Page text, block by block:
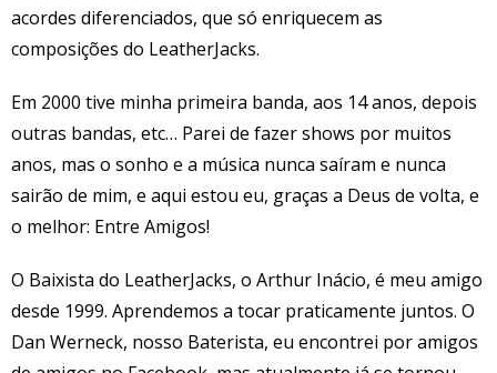
acordes diferenciados, que só enriquecem as
composições do LeatherJacks.
Em 2000 tive minha primeira banda, aos 14 anos, depois
outras bandas, etc… Parei de fazer shows por muitos
anos, mas o sonho e a música nunca saíram e nunca
sairão de mim, e aqui estou eu, graças a Deus de volta, e
o melhor: Entre Amigos!
O Baixista do LeatherJacks, o Arthur Inácio, é meu amigo
desde 1999. Aprendemos a tocar praticamente juntos. O
Dan Werneck, nosso Baterista, eu encontrei por amigos